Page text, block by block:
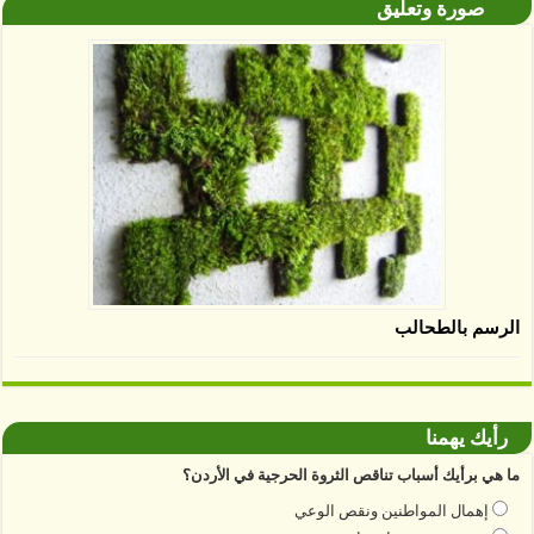
صورة وتعليق
الرسم بالطحالب
رأيك يهمنا
ما هي برأيك أسباب تناقص الثروة الحرجية في الأردن؟
إهمال المواطنين ونقص الوعي